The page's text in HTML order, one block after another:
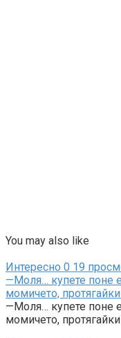
You may also like
Интересно 0 19
—Моля… купете поне
момичето,
—Моля… купете поне
момичето,